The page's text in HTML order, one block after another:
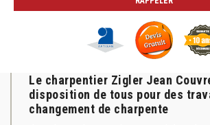
Le charpentier Zigler Jean
disposition de tous pour des
changement de charpente